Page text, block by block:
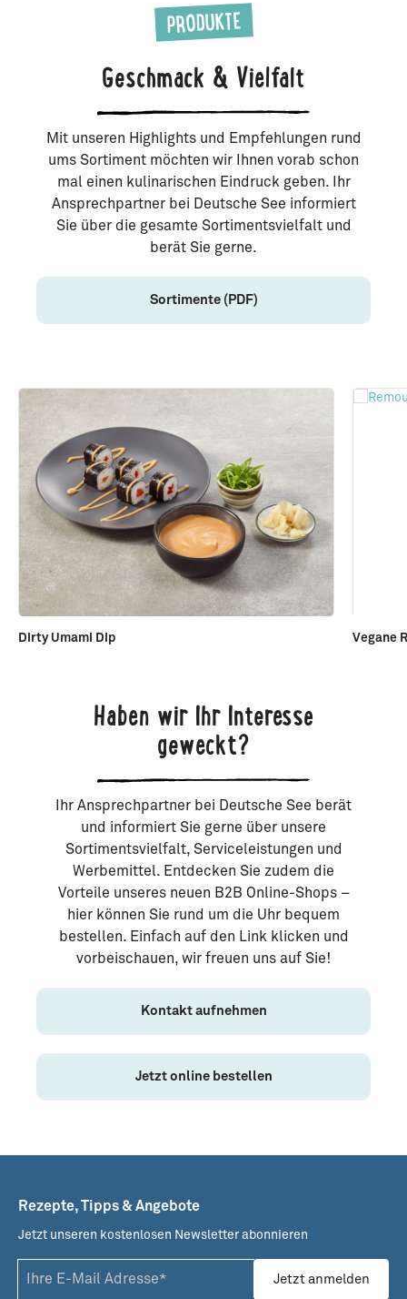
PRODUKTE
Geschmack & Vielfalt
Mit unseren Highlights und Empfehlungen rund
ums Sortiment möchten wir Ihnen vorab schon
mal einen kulinarischen Eindruck geben. Ihr
Ansprechpartner bei Deutsche See informiert
Sie über die gesamte Sortimentsvielfalt und
berät Sie gerne.
Sortimente (PDF)
Dirty Umami Dip Vegane
Haben wir Ihr Interesse
geweckt?
Ihr Ansprechpartner bei Deutsche See berät
und informiert Sie gerne über unsere
Sortimentsvielfalt, Serviceleistungen und
Werbemittel. Entdecken Sie zudem die
Vorteile unseres neuen B2B Online-Shops –
hier können Sie rund um die Uhr bequem
bestellen. Einfach auf den Link klicken und
vorbeischauen, wir freuen uns auf Sie!
Kontakt aufnehmen
Jetzt online bestellen
Rezepte, Tipps & Angebote
Jetzt unseren kostenlosen Newsletter abonnieren
Jetzt anmelden